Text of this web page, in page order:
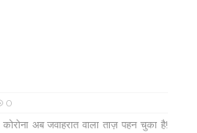
0
अब जवाहरात वाला ताज़ पहन चुका है!